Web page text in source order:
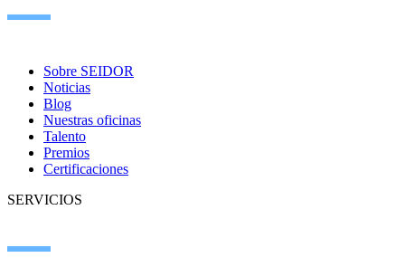
Sobre SEIDOR
Noticias
Blog
Nuestras oficinas
Talento
Premios
Certificaciones
SERVICIOS